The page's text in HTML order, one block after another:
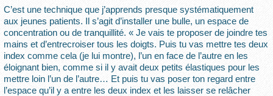
C’est une technique que j’apprends presque systématiquement
aux jeunes patients. Il s’agit d’installer une bulle, un espace de
concentration ou de tranquillité. « Je vais te proposer de joindre tes
mains et d’entrecroiser tous les doigts. Puis tu vas mettre tes deux
index comme cela (je lui montre), l’un en face de l’autre en les
éloignant bien, comme si il y avait deux petits élastiques pour les
mettre loin l’un de l’autre… Et puis tu vas poser ton regard entre
l’espace qu’il y a entre les deux index et les laisser se relâcher